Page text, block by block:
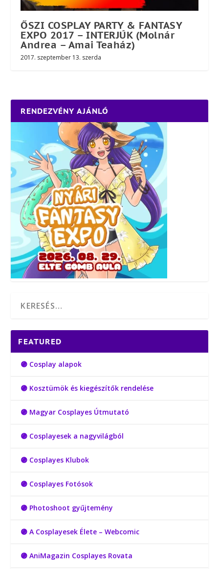
ŐSZI COSPLAY PARTY & FANTASY
EXPO 2017 – INTERJÚK (Molnár
Andrea – Amai Teaház)
2017. szeptember 13. szerda
RENDEZVÉNY AJÁNLÓ
FEATURED
🟣 Cosplay alapok
🟣 Kosztümök és kiegészítők rendelése
🟣 Magyar Cosplayes Útmutató
🟣 Cosplayesek a nagyvilágból
🟣 Cosplayes Klubok
🟣 Cosplayes Fotósok
🟣 Photoshoot gyűjtemény
🟣 A Cosplayesek Élete – Webcomic
🟣 AniMagazin Cosplayes Rovata